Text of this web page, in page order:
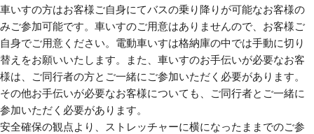
車いすの方はお客様ご自身にてバスの乗り降りが可能なお客様の
みご参加可能です。車いすのご用意はありませんので、お客様ご
自身でご用意ください。電動車いすは格納庫の中では手動に切り
替えをお願いいたします。また、車いすのお手伝いが必要なお客
様は、ご同行者の方とご一緒にご参加いただく必要があります。
その他お手伝いが必要なお客様についても、ご同行者とご一緒に
参加いただく必要があります。
安全確保の観点より、ストレッチャーに横になったままでのご参